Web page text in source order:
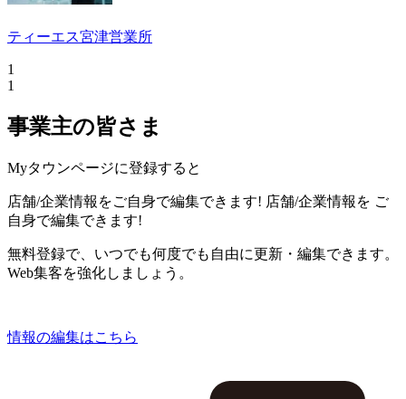
ティーエス宮津営業所
1
1
事業主の皆さま
Myタウンページに登録すると
店舗/企業情報をご自身で編集できます! 店舗/企業情報を ご
自身で編集できます!
無料登録で、いつでも何度でも自由に更新・編集できます。
Web集客を強化しましょう。
情報の編集はこちら